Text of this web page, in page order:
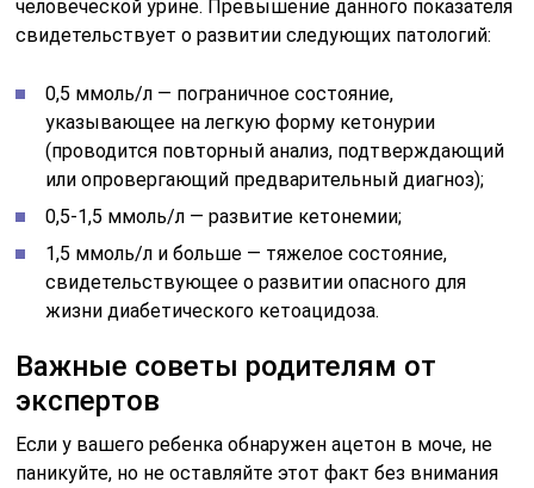
человеческой урине. Превышение данного показателя
свидетельствует о развитии следующих патологий:
0,5 ммоль/л — пограничное состояние,
указывающее на легкую форму кетонурии
(проводится повторный анализ, подтверждающий
или опровергающий предварительный диагноз);
0,5-1,5 ммоль/л — развитие кетонемии;
1,5 ммоль/л и больше — тяжелое состояние,
свидетельствующее о развитии опасного для
жизни диабетического кетоацидоза.
Важные советы родителям от
экспертов
Если у вашего ребенка обнаружен ацетон в моче, не
паникуйте, но не оставляйте этот факт без внимания